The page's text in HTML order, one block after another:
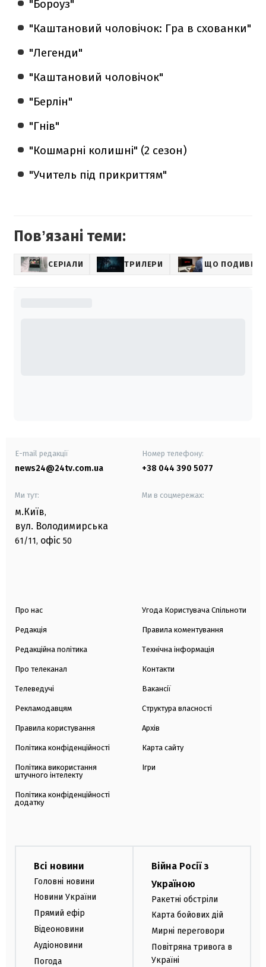
"Бороуз"
"Каштановий чоловічок: Гра в схованки"
"Легенди"
"Каштановий чоловічок"
"Берлін"
"Гнів"
"Кошмарні колишні" (2 сезон)
"Учитель під прикриттям"
Повʼязані теми:
СЕРІАЛИ ТРИЛЕРИ ЩО
E-mail редакції
news24@24tv.com.ua
Номер телефону:
+38 044 390 5077
Ми тут:
м.Київ,
вул. Володимирська
61/11, офіс 50
Ми в соцмережах:
Про нас
Редакція
Редакційна політика
Про телеканал
Телеведучі
Рекламодавцям
Правила користування
Політика конфіденційності
Політика використання
штучного інтелекту
Політика конфіденційності
додатку
Угода Користувача Спільноти
Правила коментування
Технічна інформація
Контакти
Вакансії
Структура власності
Архів
Карта сайту
Ігри
Всі новини
Головні новини
Новини України
Прямий ефір
Відеоновини
Аудіоновини
Погода
Війна Росії з
Україною
Ракетні обстріли
Карта бойових дій
Мирні переговори
Повітряна тривога в
Україні